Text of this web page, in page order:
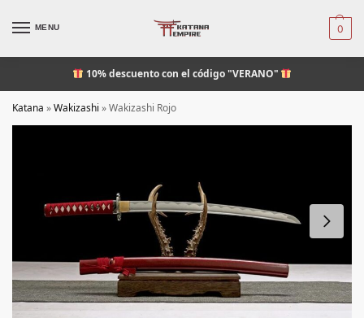
MENU 0
10% descuentocon el código "VERANO"
Katana »Wakizashi »Wakizashi Rojo